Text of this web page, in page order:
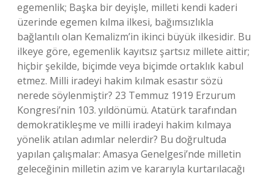
egemenlik; Başka bir deyişle, milleti kendi kaderi
üzerinde egemen kılma ilkesi, bağımsızlıkla
bağlantılı olan Kemalizm’in ikinci büyük ilkesidir. Bu
ilkeye göre, egemenlik kayıtsız şartsız millete aittir;
hiçbir şekilde, biçimde veya biçimde ortaklık kabul
etmez. Milli iradeyi hakim kılmak esastır sözü
nerede söylenmiştir? 23 Temmuz 1919 Erzurum
Kongresi’nin 103. yıldönümü. Atatürk tarafından
demokratikleşme ve milli iradeyi hakim kılmaya
yönelik atılan adımlar nelerdir? Bu doğrultuda
yapılan çalışmalar: Amasya Genelgesi’nde milletin
geleceğinin milletin azim ve kararıyla kurtarılacağı